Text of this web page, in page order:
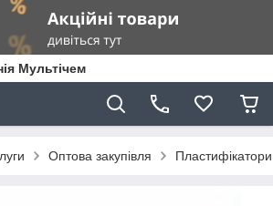
Мультічем
Оптова закупівля